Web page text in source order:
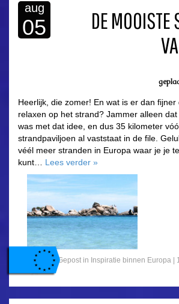
aug
05
DE MOOISTE
Heerlijk, die zomer! En wat is er dan fijner
relaxen op het strand? Jammer alleen
was met dat idee, en dus 35 kilometer
strandpaviljoen al vaststaat in de file.
véél meer stranden in Europa waar je je
kunt… Lees verder »
Gepost in Inspiratie binnen Europa |